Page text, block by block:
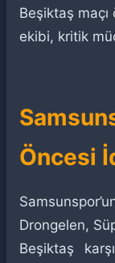
Beşiktaş
ekibi, kritik
Öncesi
Drongelen,
Beşiktaş